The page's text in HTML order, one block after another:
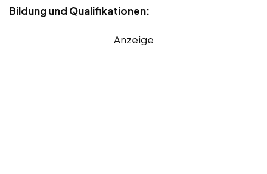
Bildung und Qualifikationen:
Anzeige